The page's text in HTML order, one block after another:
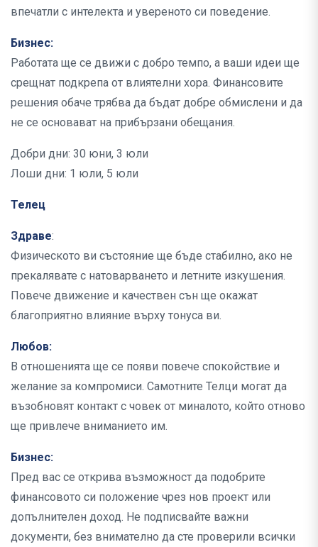
впечатли с интелекта и увереното си поведение.
Бизнес:
Работата ще се движи с добро темпо, а ваши идеи ще
срещнат подкрепа от влиятелни хора. Финансовите
решения обаче трябва да бъдат добре обмислени и да
не се основават на прибързани обещания.
Добри дни: 30 юни, 3 юли
Лоши дни: 1 юли, 5 юли
Телец
Здраве:
Физическото ви състояние ще бъде стабилно, ако не
прекалявате с натоварването и летните изкушения.
Повече движение и качествен сън ще окажат
благоприятно влияние върху тонуса ви.
Любов:
В отношенията ще се появи повече спокойствие и
желание за компромиси. Самотните Телци могат да
възобновят контакт с човек от миналото, който отново
ще привлече вниманието им.
Бизнес:
Пред вас се открива възможност да подобрите
финансовото си положение чрез нов проект или
допълнителен доход. Не подписвайте важни
документи, без внимателно да сте проверили всички